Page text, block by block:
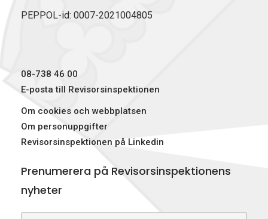
PEPPOL-id: 0007-2021004805
08-738 46 00
E-posta till Revisorsinspektionen
Om cookies och webbplatsen
Om personuppgifter
Revisorsinspektionen på Linkedin
Prenumerera på Revisorsinspektionens
nyheter